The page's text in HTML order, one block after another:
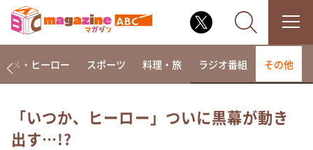
なるみ・岡村の過ぎるTV
メ・ヒーロー スポーツ 料理・旅 ラジオ番組 その他
「いつか、ヒーロー」ついに黒幕が動き
出す…!?